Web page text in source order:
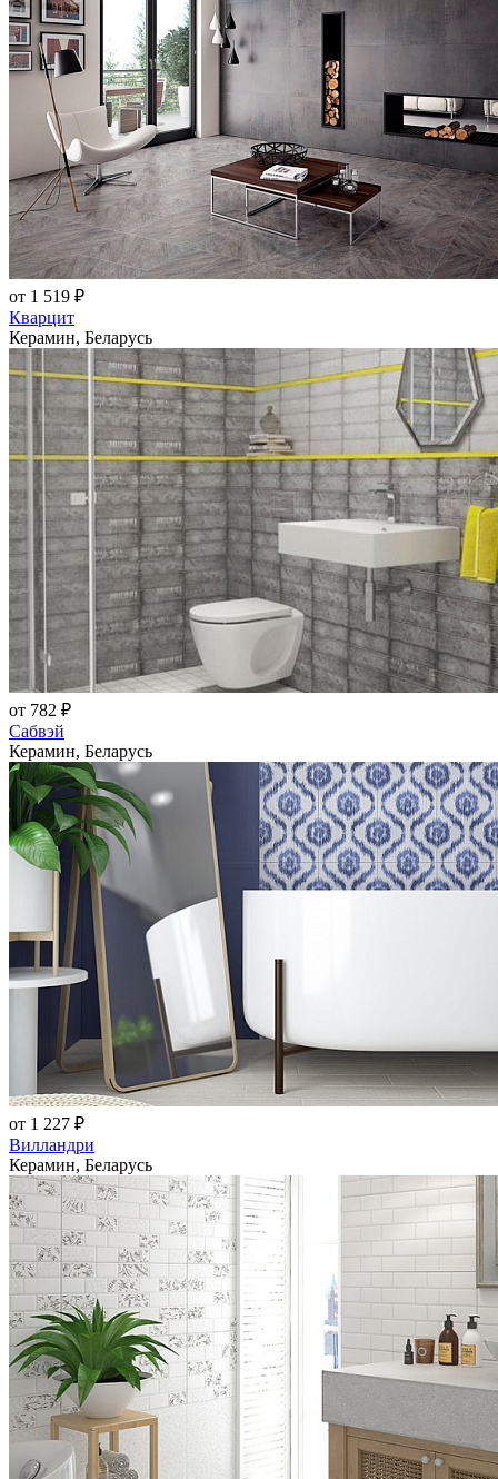
от 1 519 ₽
Кварцит
Керамин, Беларусь
от 782 ₽
Сабвэй
Керамин, Беларусь
от 1 227 ₽
Вилландри
Керамин, Беларусь